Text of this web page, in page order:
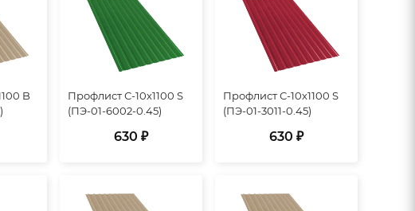
B
Профлист С-10х1100 S
(ПЭ-01-6002-0.45)
630 ₽
Профлист С-10х1100 S
(ПЭ-01-3011-0.45)
630 ₽